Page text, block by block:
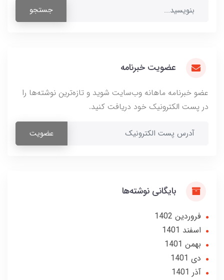
جستجو
عضویت خبرنامه
عضو خبرنامه ماهانه وب‌سایت شوید و تازه‌ترین نوشته‌ها را
در پست الکترونیک خود دریافت کنید.
عضویت
بایگانی نوشته‌ها
فروردین 1402
اسفند 1401
بهمن 1401
دی 1401
آذر 1401